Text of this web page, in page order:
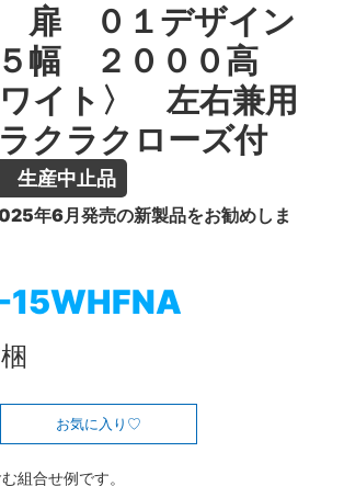
扉 ０１デザイン
５幅 ２０００高
ワイト〉 左右兼用
クラクローズ付
生産中止品
年6月発売の新製品をお勧めしま
梱
お気に入り
組合せ例です。